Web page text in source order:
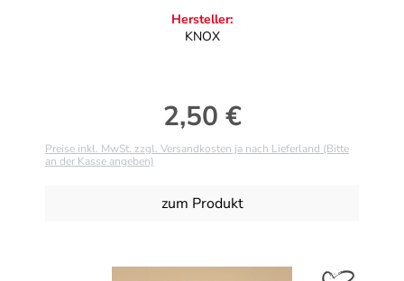
Hersteller:
KNOX
Regulärer Preis:
2,50 €
Preise inkl. MwSt. zzgl. Versandkosten ja nach Lieferland (Bitte
an der Kasse angeben)
zum Produkt